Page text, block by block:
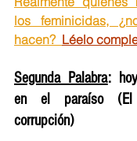
los feminicidas,
hacen? Léelo
Segunda Palabra:
en el paraíso (El
corrupción)